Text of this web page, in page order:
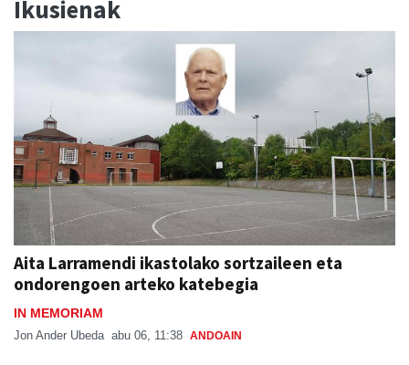
Ikusienak
Aita Larramendi ikastolako sortzaileen eta
ondorengoen arteko katebegia
IN MEMORIAM
Jon Ander Ubeda abu 06, 11:38 ANDOAIN